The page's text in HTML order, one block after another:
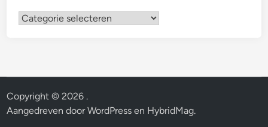
Categorieën
Copyright © 2026.
Aangedreven doorWordPress en HybridMag.